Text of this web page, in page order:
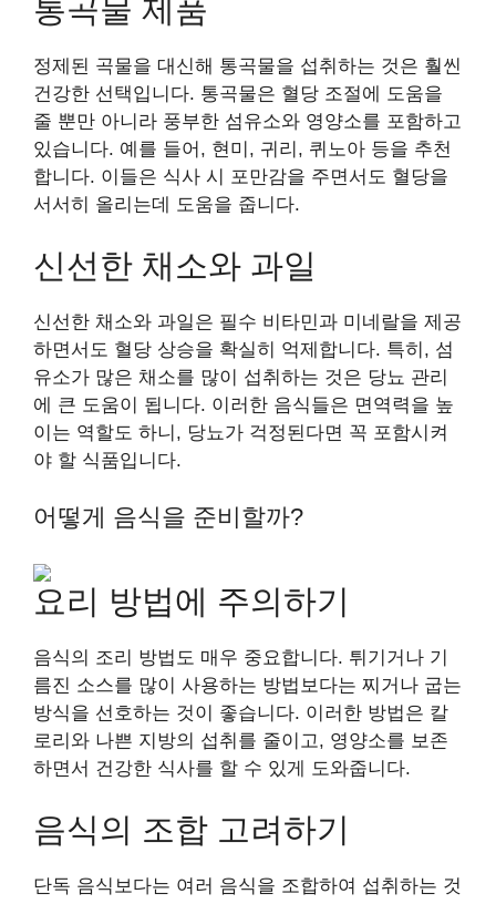
통곡물 제품
정제된 곡물을 대신해 통곡물을 섭취하는 것은 훨씬
건강한 선택입니다. 통곡물은 혈당 조절에 도움을
줄 뿐만 아니라 풍부한 섬유소와 영양소를 포함하고
있습니다. 예를 들어, 현미, 귀리, 퀴노아 등을 추천
합니다. 이들은 식사 시 포만감을 주면서도 혈당을
서서히 올리는데 도움을 줍니다.
신선한 채소와 과일
신선한 채소와 과일은 필수 비타민과 미네랄을 제공
하면서도 혈당 상승을 확실히 억제합니다. 특히, 섬
유소가 많은 채소를 많이 섭취하는 것은 당뇨 관리
에 큰 도움이 됩니다. 이러한 음식들은 면역력을 높
이는 역할도 하니, 당뇨가 걱정된다면 꼭 포함시켜
야 할 식품입니다.
어떻게 음식을 준비할까?
요리 방법에 주의하기
음식의 조리 방법도 매우 중요합니다. 튀기거나 기
름진 소스를 많이 사용하는 방법보다는 찌거나 굽는
방식을 선호하는 것이 좋습니다. 이러한 방법은 칼
로리와 나쁜 지방의 섭취를 줄이고, 영양소를 보존
하면서 건강한 식사를 할 수 있게 도와줍니다.
음식의 조합 고려하기
단독 음식보다는 여러 음식을 조합하여 섭취하는 것